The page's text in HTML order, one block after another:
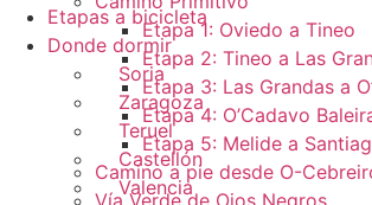
Etapa 1: Oviedo a Tineo
Etapa 2: Tineo a Las
Etapa 3: Las Grandas a
Etapa 4: O’Cadavo
Etapa 5: Melide a
Camino a pie desde O-
Etapas a bicicleta
Donde dormir
Soria
Zaragoza
Teruel
Castellón
Valencia